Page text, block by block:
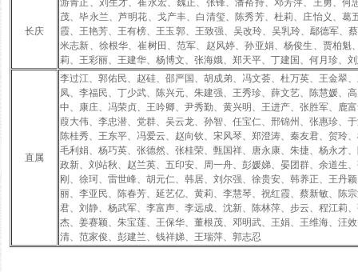
长庆
游青正、刘生才、崔永宏、魏正、张锋、潘裕持、邓芳萍、王勇、
茂、毕永兰、芦明花、戈产丰、白清玺、陈秀芳、杜莉、庄怡义、
霞、王艳芳、王有榜、王玉郭、王致强、吴改玲、吴乳玲、鄢德军、
米志新、徐根华、崔树田、范军、赵风婷、孙亚娟、杨俊生、贾柏
莉、王彩丽、王建华、杨博文、张海娥、郑天平、丁建国、何月珍、
直属
李过江、郭佑民、赵硅、邵严国、胡成弟、冯文荟、杜万英、王金翠
凤、李福民、丁少武、陈兴元、朱建强、王秀珍、薛文艺、陈慧媛、
中、康庄、冯荣贞、王吟卿、尹秀勤、黄兴明、王进产、张胜军、鹿
葭大伟、李忠潜、党群、吴云龙、孙智、任宝仁、邢锦州、张惠珍、
陈桂秀、王东平、冯爱云、赵向钦、宋风琴、郑澄涛、秦友君、贺玲
毛利娟、杨巧英、张德然、张桂荣、甄国祥、唐永康、朱捷、杨永才
政新、刘站秋、赵兰英、五印安、周一舟、彭媛娣、晏团群、余道生
刚、徐珂、雷世峰、胡元仁、韩居、刘尔强、徐贵安、韩养正、王丹
丽、李亚民、陈春芳、延艺亿、黄莉、李慧琴、祝红霞、蔡新敏、陈
君、刘静、杨武军、李富声、李远成、沈新、陈林萍、步云、程江莉
杰、姜赛颖、朱宝莲、王保华、董根茂、邓明武、王娟、王维海、汪
清、范家俊、彭建兰、钱祥娣、王瑞萍、郭志忍